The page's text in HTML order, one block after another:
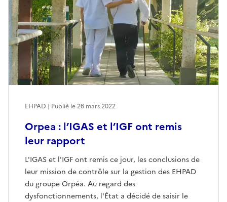
Orpea : l’IGAS et l’IGF ont remis
leur rapport
L'IGAS et l'IGF ont remis ce jour, les conclusions de
leur mission de contrôle sur la gestion des EHPAD
du groupe Orpéa. Au regard des
dysfonctionnements, l'État a décidé de saisir le
EHPAD | Publié le26 mars 2022